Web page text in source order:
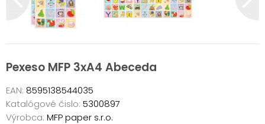
Pexeso MFP 3xA4 Abeceda
EAN: 8595138544035
Katalógové čislo: 5300897
Výrobca: MFP paper s.r.o.